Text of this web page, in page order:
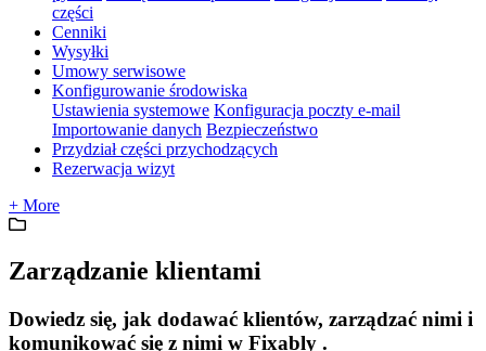
części
Cenniki
Wysyłki
Umowy serwisowe
Konfigurowanie środowiska
Ustawienia systemowe Konfiguracja poczty e-mail
Importowanie danych Bezpieczeństwo
Przydział części przychodzących
Rezerwacja wizyt
+ More
Zarządzanie klientami
Dowiedz się, jak dodawać klientów, zarządzać nimi i
komunikować się z nimi w Fixably .